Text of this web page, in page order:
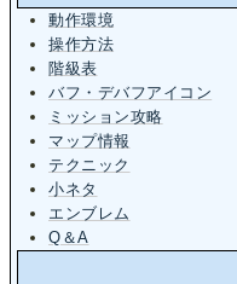
動作環境
操作方法
階級表
バフ・デバフアイコン
ミッション攻略
マップ情報
テクニック
小ネタ
エンブレム
Q＆A